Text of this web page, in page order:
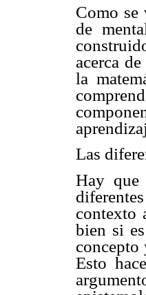
Como se
de
acerca
la
Las
Hay que
contexto
bien si
concepto
Esto